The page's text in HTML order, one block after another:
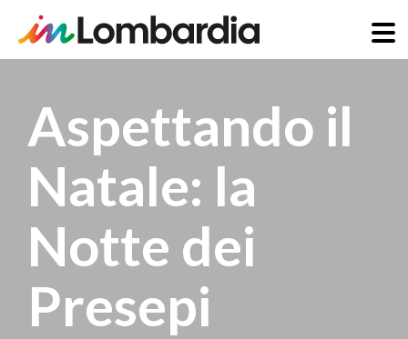
contenuto
principale
Aspettando il
Natale: la
Notte dei
Presepi